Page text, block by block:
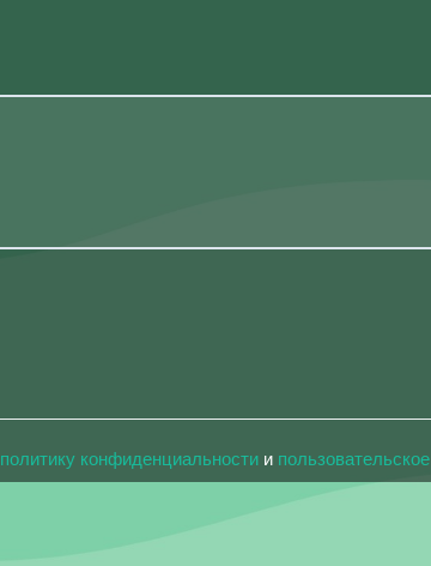
политику конфиденциальности и